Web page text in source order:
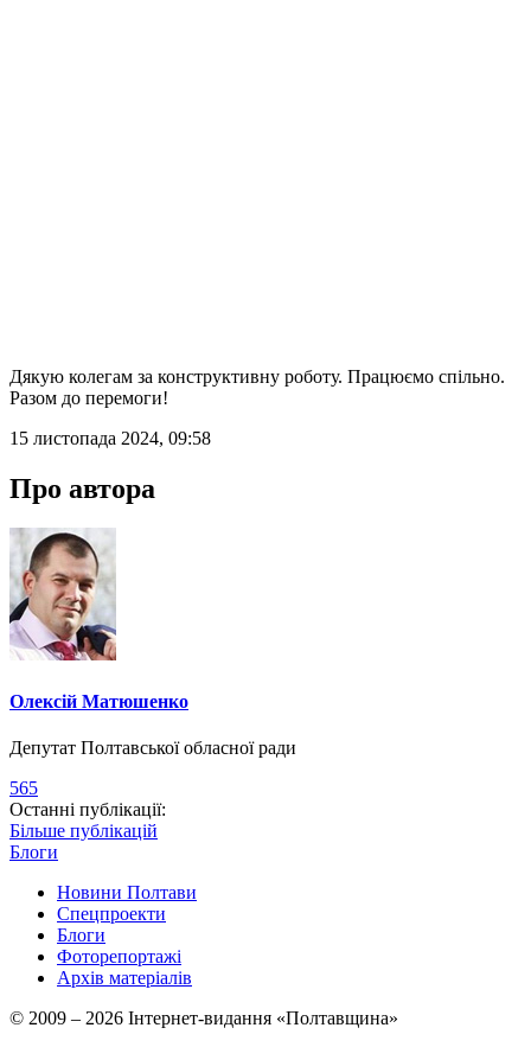
Дякую колегам за конструктивну роботу. Працюємо спільно.
Разом до перемоги!
15 листопада 2024, 09:58
Про автора
Олексій Матюшенко
Депутат Полтавської обласної ради
565
Останні публікації:
Більше публікацій
Блоги
Новини Полтави
Спецпроекти
Блоги
Фоторепортажі
Архів матеріалів
© 2009 – 2026 Інтернет-видання «Полтавщина»